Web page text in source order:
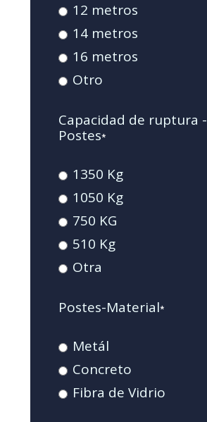
12 metros
14 metros
16 metros
Otro
Capacidad de ruptura -
Postes*
1350 Kg
1050 Kg
750 KG
510 Kg
Otra
Postes-Material*
Metál
Concreto
Fibra de Vidrio